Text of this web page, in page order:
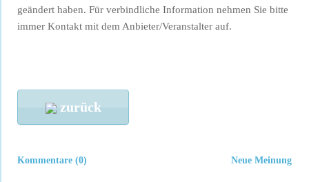
geändert haben. Für verbindliche Information nehmen Sie bitte
immer Kontakt mit dem Anbieter/Veranstalter auf.
zurück
Neue Meinung
Kommentare (0)